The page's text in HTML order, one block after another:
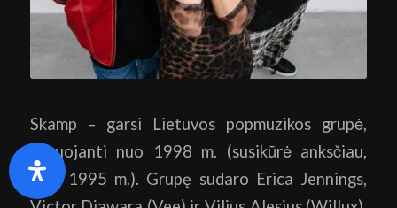
Skamp – garsi Lietuvos popmuzikos grupė,
gyvuojanti nuo 1998 m. (susikūrė anksčiau,
apie 1995 m.). Grupę sudaro Erica Jennings,